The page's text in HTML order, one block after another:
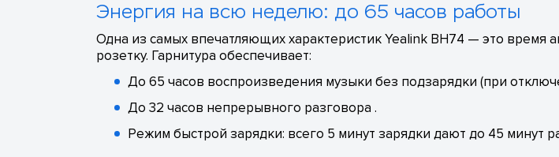
Энергия на всю неделю: до 65 часов работы
Одна из самых впечатляющих характеристик Yealink BH74 — это
розетку. Гарнитура обеспечивает:
До 65 часов воспроизведения музыки без подзарядки (при
До 32 часов непрерывного разговора .
Режим быстрой зарядки: всего 5 минут зарядки дают до 45 минут